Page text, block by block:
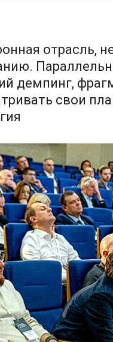
отрасль,
демпинг,
свои